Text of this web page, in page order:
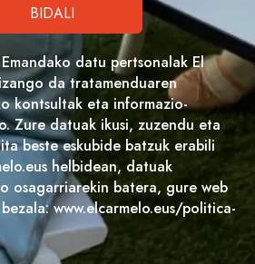
datu pertsonalak El
da tratamenduaren
kontsultak eta informazio-
Zure datuak ikusi, zuzendu eta
beste eskubide batzuk erabili
helbidean, datuak
osagarriarekin batera, gure web
www.elcarmelo.eus/politica-